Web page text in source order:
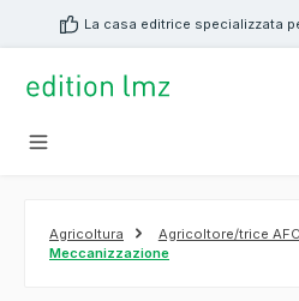
principaleLa casa editrice specializzata
Agricoltura Agricoltore/trice AFC
Meccanizzazione